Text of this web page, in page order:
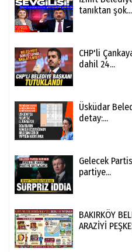
tanıktan şok...
CHP'li
dahil 24...
Üsküdar
detay:...
Gelecek
partiye...
BAKIRKÖY
ARAZİYİ